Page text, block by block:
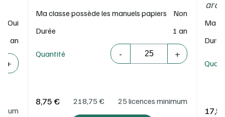
Oui
1 an
+
Ma classe possède les manuels papiers
Non
Durée
1 an
Quantité -
Quantité
+
8,75 € 218,75 € 25 licences minimum
Ma
Durée